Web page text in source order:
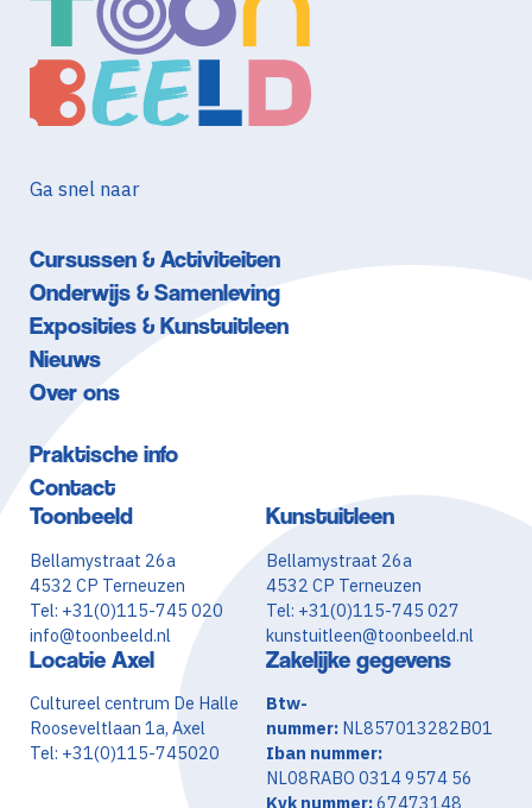
Ga snel naar
Cursussen & Activiteiten
Onderwijs & Samenleving
Exposities & Kunstuitleen
Nieuws
Over ons
Praktische info
Contact
Toonbeeld
Bellamystraat 26a
4532 CP Terneuzen
Tel: +31(0)115-745 020
info@toonbeeld.nl
Kunstuitleen
Bellamystraat 26a
4532 CP Terneuzen
Tel: +31(0)115-745 027
kunstuitleen@toonbeeld.nl
Locatie Axel
Cultureel centrum De Halle
Rooseveltlaan 1a, Axel
Tel: +31(0)115-745020
Zakelijke gegevens
Btw-
nummer: NL857013282B01
Iban nummer:
NL08RABO 0314 9574 56
Kvk nummer:67473148